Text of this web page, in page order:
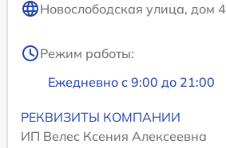
Новослободская улица, дом 4
Режим работы:
Ежедневно с 9:00 до 21:00
РЕКВИЗИТЫ КОМПАНИИ
ИП Велес Ксения Алексеевна